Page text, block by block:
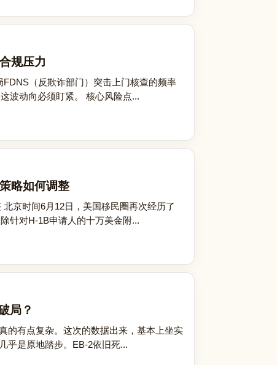
规压力
（反欺诈部门）突击上门核查的频率
波动向必须盯紧。 核心风险点...
略如何调整
京时间6月12日，美国移民圈再次经历了
针对H-1B申请人的十万美金附...
局？
的有点复杂。这次的数据出来，基本上坐实
乎是原地踏步。EB-2依旧死...